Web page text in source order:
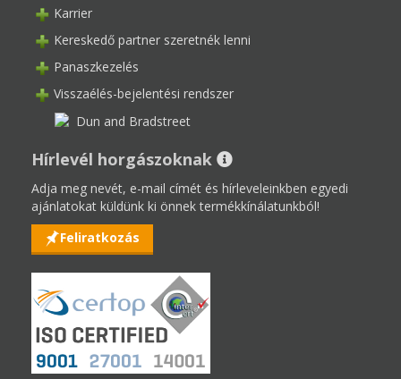
Karrier
Kereskedő partner szeretnék lenni
Panaszkezelés
Visszaélés-bejelentési rendszer
Hírlevél horgászoknak
Adja meg nevét, e-mail címét és hírleveleinkben egyedi
ajánlatokat küldünk ki önnek termékkínálatunkból!
Feliratkozás